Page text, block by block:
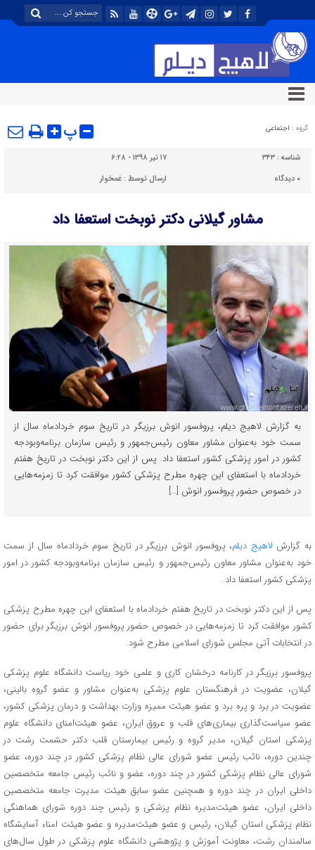
گروه : اجتماعی پ
شناسه : ۳۴۳
۱۷ تیر ۱۳۹۸ - ۶:۲۸
۰ دیدگاه ارسال توسط :غمخوار
مشاور گیلانی دکتر نوبخت استعفا داد
به گزارش لاهیج دیلم، پروفسور انوش برزیگر در تاریخ سوم خردادماه سال از
سمت خود به‌عنوان مشاور معاون رئیس‌جمهور و رئیس سازمان برنامه‌وبودجه
کشور در امور پزشکی کشور استعفا داد. پس‌ از این دکتر نوبخت در تاریخ هفتم
خردادماه با استعفای این چهره مطرح پزشکی کشور موافقت کرد تا زمزمه‌هایی
در خصوص حضور پروفسور انوش […]
به گزارش لاهیج دیلم، پروفسور انوش برزیگر در تاریخ سوم خردادماه سال از سمت
خود به‌عنوان مشاور معاون رئیس‌جمهور و رئیس سازمان برنامه‌وبودجه کشور در امور
پزشکی کشور استعفا داد.
پس‌ از این دکتر نوبخت در تاریخ هفتم خردادماه با استعفای این چهره مطرح پزشکی
کشور موافقت کرد تا زمزمه‌هایی در خصوص حضور پروفسور انوش برزیگر برای حضور
در انتخابات آتی مجلس شورای اسلامی مطرح شود.
پروفسور برزیگر در کارنامه درخشان کاری و علمی خود ریاست دانشگاه علوم پزشکی
گیلان، عضویت در فرهنگستان علوم پزشکی به‌عنوان مشاور و عضو گروه بالینی،
عضویت در برد و پره برد و عضو هیئت ممیزه وزارت بهداشت و درمان پزشکی کشور،
عضو سیاست‌گذاری بیماری‌های قلب و عروق ایران، عضو هیئت‌امنای دانشگاه علوم
پزشکی استان گیلان، مدیر گروه و رئیس بیمارستان قلب دکتر حشمت رشت در
چندین دوره، نائب رئیس عضو شورای عالی نظام پزشکی کشور در چند دوره، عضو
شورای عالی نظام پزشکی کشور در چند دوره، عضو و نائب رئیس جامعه متخصصین
داخلی ایران در چند دوره و همچنین عضو سابق هیئت مدیرت جامعه متخصصین
داخلی ایران، عضو هیئت‌مدیره نظام پزشکی و رئیس چند دوره شورای هماهنگی
نظام پزشکی استان گیلان، رئیس و عضو هیئت‌مدیره و عضو هیئت امناء آسایشگاه
سالمندان رشت، معاونت آموزش و پژوهشی دانشگاه علوم پزشکی در طول سال‌های